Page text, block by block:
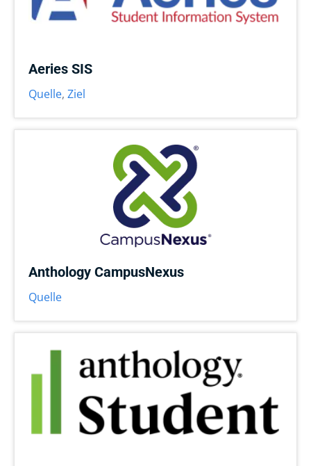
Aeries SIS
Quelle, Ziel
Anthology CampusNexus
Quelle